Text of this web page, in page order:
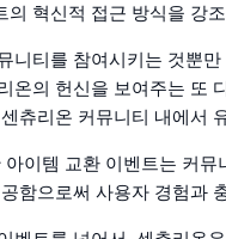
의 혁신적 접근 방식을 강
니티를 참여시키는 것뿐
온의 헌신을 보여주는 또
츄리온 커뮤니티 내에서
이템 교환 이벤트는 커
함으로써 사용자 경험과